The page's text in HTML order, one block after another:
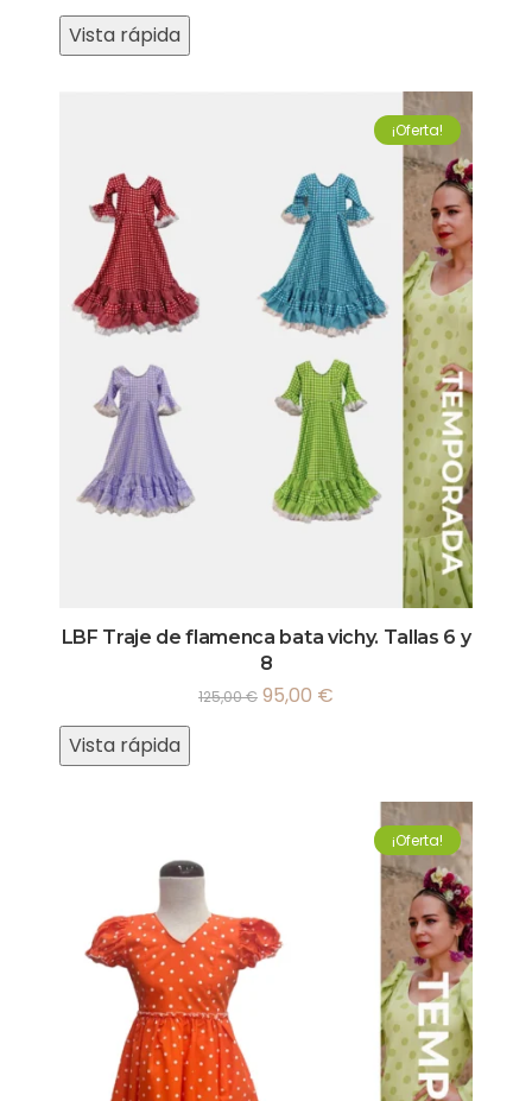
Vista rápida
¡Oferta!
LBF Traje de flamenca bata vichy. Tallas 6 y
8
125,00€ 95,00 €
Vista rápida
¡Oferta!